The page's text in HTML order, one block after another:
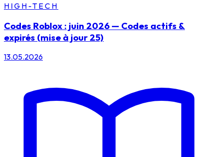
HIGH-TECH
Codes Roblox : juin 2026 — Codes actifs &
expirés (mise à jour 25)
13.05.2026